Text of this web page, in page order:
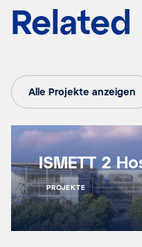
Alle Projekte anzeigen
ISMETT 2
PROJEKTE